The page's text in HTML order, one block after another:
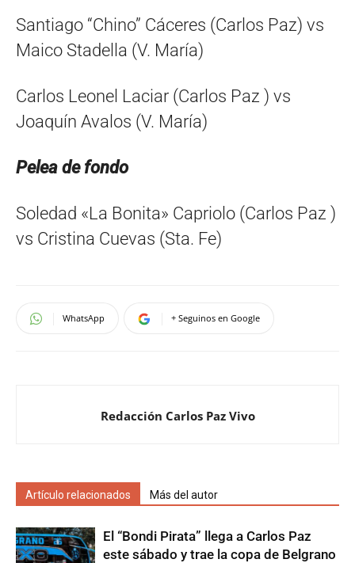
Santiago “Chino” Cáceres (Carlos Paz) vs
Maico Stadella (V. María)
Carlos Leonel Laciar (Carlos Paz ) vs
Joaquín Avalos (V. María)
Pelea de fondo
Soledad «La Bonita» Capriolo (Carlos Paz )
vs Cristina Cuevas (Sta. Fe)
WhatsApp + Seguinos en Google
Redacción Carlos Paz Vivo
Artículo relacionados Más del autor
El “Bondi Pirata” llega a Carlos Paz
este sábado y trae la copa de Belgrano